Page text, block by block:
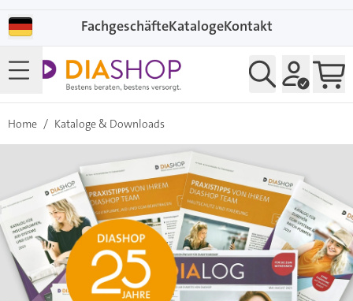
FachgeschäfteKatalogeKontakt
Home / Kataloge & Downloads